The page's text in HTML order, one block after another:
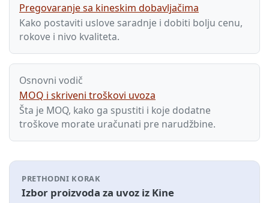
Pregovaranje sa kineskim dobavljačima
Kako postaviti uslove saradnje i dobiti bolju cenu,
rokove i nivo kvaliteta.
Osnovni vodič
MOQ i skriveni troškovi uvoza
Šta je MOQ, kako ga spustiti i koje dodatne
troškove morate uračunati pre narudžbine.
PRETHODNI KORAK
Izbor proizvoda za uvoz iz Kine